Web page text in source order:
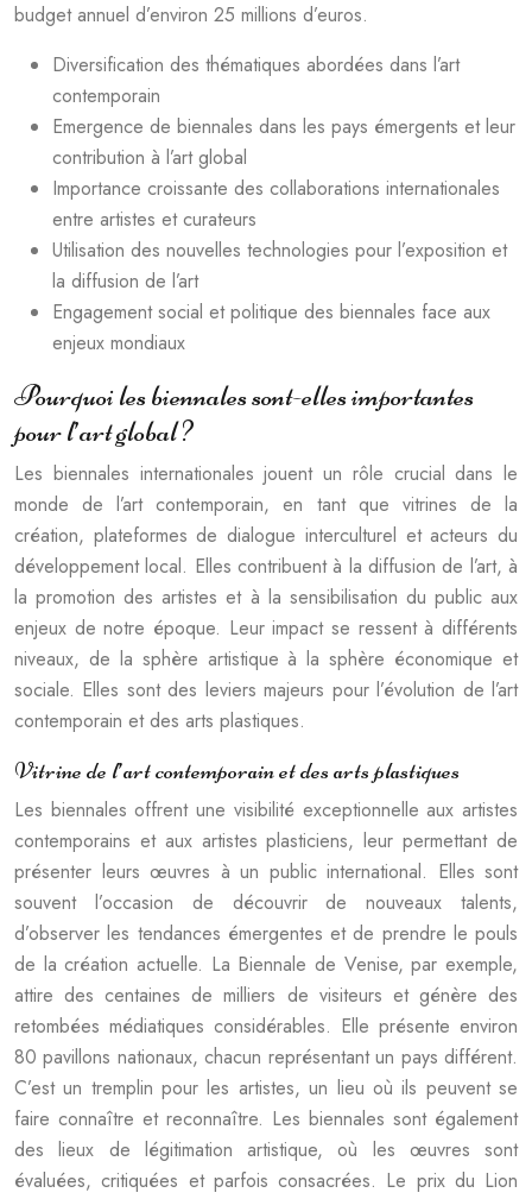
budget annuel d’environ 25 millions d’euros.
Diversification des thématiques abordées dans l’art
contemporain
Emergence de biennales dans les pays émergents et leur
contribution à l’art global
Importance croissante des collaborations internationales
entre artistes et curateurs
Utilisation des nouvelles technologies pour l’exposition et
la diffusion de l’art
Engagement social et politique des biennales face aux
enjeux mondiaux
Pourquoi les biennales sont-elles importantes
pour l’art global ?
Les biennales internationales jouent un rôle crucial dans le
monde de l’art contemporain, en tant que vitrines de la
création, plateformes de dialogue interculturel et acteurs du
développement local. Elles contribuent à la diffusion de l’art, à
la promotion des artistes et à la sensibilisation du public aux
enjeux de notre époque. Leur impact se ressent à différents
niveaux, de la sphère artistique à la sphère économique et
sociale. Elles sont des leviers majeurs pour l’évolution de l’art
contemporain et des arts plastiques.
Vitrine de l’art contemporain et des arts plastiques
Les biennales offrent une visibilité exceptionnelle aux artistes
contemporains et aux artistes plasticiens, leur permettant de
présenter leurs œuvres à un public international. Elles sont
souvent l’occasion de découvrir de nouveaux talents,
d’observer les tendances émergentes et de prendre le pouls
de la création actuelle. La Biennale de Venise, par exemple,
attire des centaines de milliers de visiteurs et génère des
retombées médiatiques considérables. Elle présente environ
80 pavillons nationaux, chacun représentant un pays différent.
C’est un tremplin pour les artistes, un lieu où ils peuvent se
faire connaître et reconnaître. Les biennales sont également
des lieux de légitimation artistique, où les œuvres sont
évaluées, critiquées et parfois consacrées. Le prix du Lion